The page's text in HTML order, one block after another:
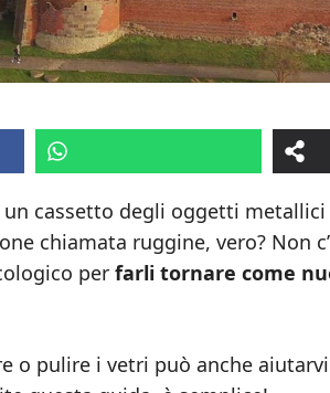
cassetto degli oggetti
chiamata ruggine, vero? Non
per farli tornare come
o pulire i vetri può anche